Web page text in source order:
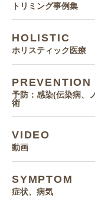
トリミング事例集
HOLISTIC
ホリスティック医療
PREVENTION
予防：感染(伝染病、
術
VIDEO
動画
SYMPTOM
症状、病気